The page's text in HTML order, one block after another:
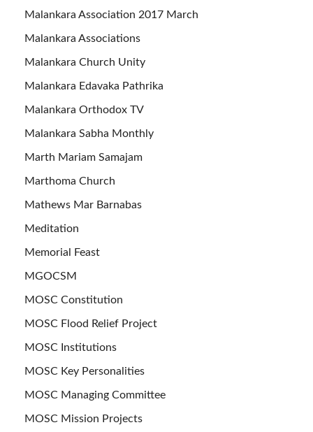
Malankara Association 2017 March
Malankara Associations
Malankara Church Unity
Malankara Edavaka Pathrika
Malankara Orthodox TV
Malankara Sabha Monthly
Marth Mariam Samajam
Marthoma Church
Mathews Mar Barnabas
Meditation
Memorial Feast
MGOCSM
MOSC Constitution
MOSC Flood Relief Project
MOSC Institutions
MOSC Key Personalities
MOSC Managing Committee
MOSC Mission Projects